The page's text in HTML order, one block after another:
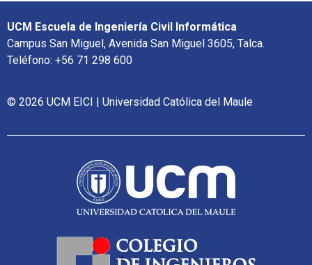
UCM Escuela de Ingeniería Civil Informática
Campus San Miguel, Avenida San Miguel 3605, Talca.
Teléfono: +56 71 298 600
© 2026 UCM EICI | Universidad Católica del Maule